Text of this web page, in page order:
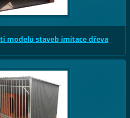
modelů staveb imitace dřeva